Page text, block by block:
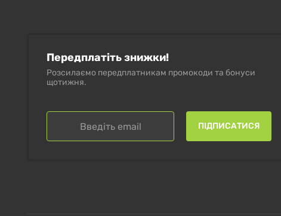
Передплатіть знижки!
Розсилаємо передплатникам промокоди та бонуси
щотижня.
ПІДПИСАТИСЯ